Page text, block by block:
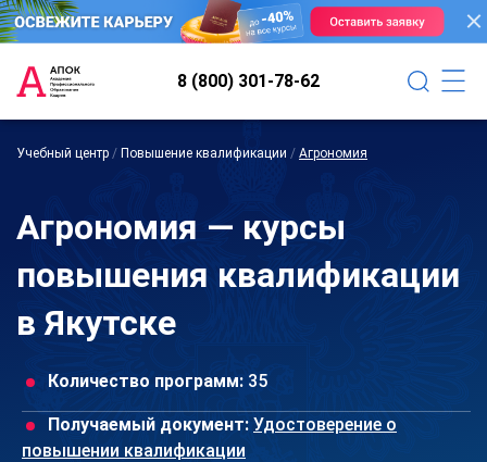
8 (800) 301-78-62
Учебный центр / Повышение квалификации / Агрономия
Агрономия — курсы
повышения квалификации
в Якутске
Количество программ: 35
Получаемый документ: Удостоверение о
повышении квалификации